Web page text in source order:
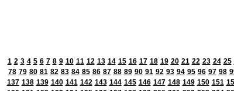
1 2 3 4 5 6 7 8 9 10 11 12 13 14 15 16 17 18 19 20 21 22 23 24 25
78 79 80 81 82 83 84 85 86 87 88 89 90 91 92 93 94 95 96 97 98
137 138 139 140 141 142 143 144 145 146 147 148 149 150 151